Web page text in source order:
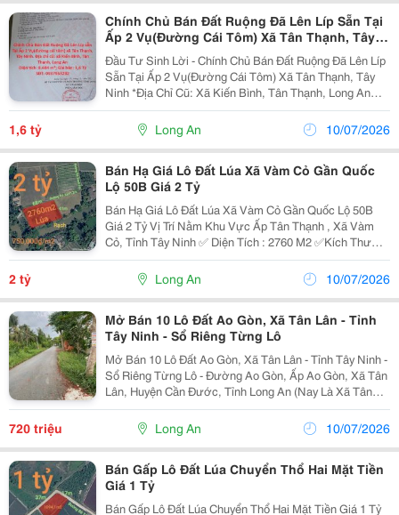
Chính Chủ Bán Đất Ruộng Đã Lên Líp Sẵn Tại
Ấp 2 Vụ(Đường Cái Tôm) Xã Tân Thạnh, Tây
Ninh
Đầu Tư Sinh Lời - Chính Chủ Bán Đất Ruộng Đã Lên Líp
Sẵn Tại Ấp 2 Vụ(Đường Cái Tôm) Xã Tân Thạnh, Tây
Ninh *Địa Chỉ Cũ: Xã Kiến Bình, Tân Thạnh, Long An
*Diện Tích: 8.684 M&Sup2; *Giá Bán: 1 Tỷ 600 Triệu (Có
Thương Lượng Cho Khách Thiện Chí). -...
1,6 tỷ Long An 10/07/2026
Bán Hạ Giá Lô Đất Lúa Xã Vàm Cỏ Gần Quốc
Lộ 50B Giá 2 Tỷ
Bán Hạ Giá Lô Đất Lúa Xã Vàm Cỏ Gần Quốc Lộ 50B
Giá 2 Tỷ Vị Trí Nằm Khu Vực Ấp Tân Thạnh , Xã Vàm
Cỏ, Tỉnh Tây Ninh ✅ Diện Tích : 2760 M2 ✅Kích Thước:
68X41 ✅ Cách Đường Huỳnh Văn Đảnh 550 M ✅ Cách
Ubnd Huyện Tân Trụ 2,6 Km ✅Cách Đường Quốc...
2 tỷ Long An 10/07/2026
Mở Bán 10 Lô Đất Ao Gòn, Xã Tân Lân - Tỉnh
Tây Ninh - Sổ Riêng Từng Lô
Mở Bán 10 Lô Đất Ao Gòn, Xã Tân Lân - Tỉnh Tây Ninh -
Sổ Riêng Từng Lô - Đường Ao Gòn, Ấp Ao Gòn, Xã Tân
Lân, Huyện Cần Đước, Tỉnh Long An (Nay Là Xã Tân
Lân, Tỉnh Tây Ninh) - Sổ Hồng Riêng Từng Lô &Ndash;
Công Chứng Ngay - Đường Ô Tô, Khu Dân Cư...
720 triệu Long An 10/07/2026
Bán Gấp Lô Đất Lúa Chuyển Thổ Hai Mặt Tiền
Giá 1 Tỷ
Bán Gấp Lô Đất Lúa Chuyển Thổ Hai Mặt Tiền Giá 1 Tỷ